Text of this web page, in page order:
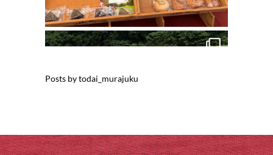
Posts by todai_murajuku